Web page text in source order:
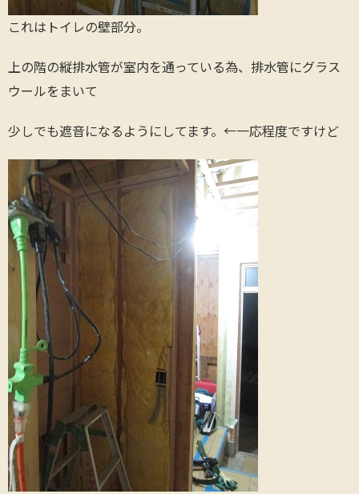
これはトイレの壁部分。
上の階の縦排水管が室内を通っている為、排水管にグラス
ウールをまいて
少しでも遮音になるようにしてます。←一応程度ですけど